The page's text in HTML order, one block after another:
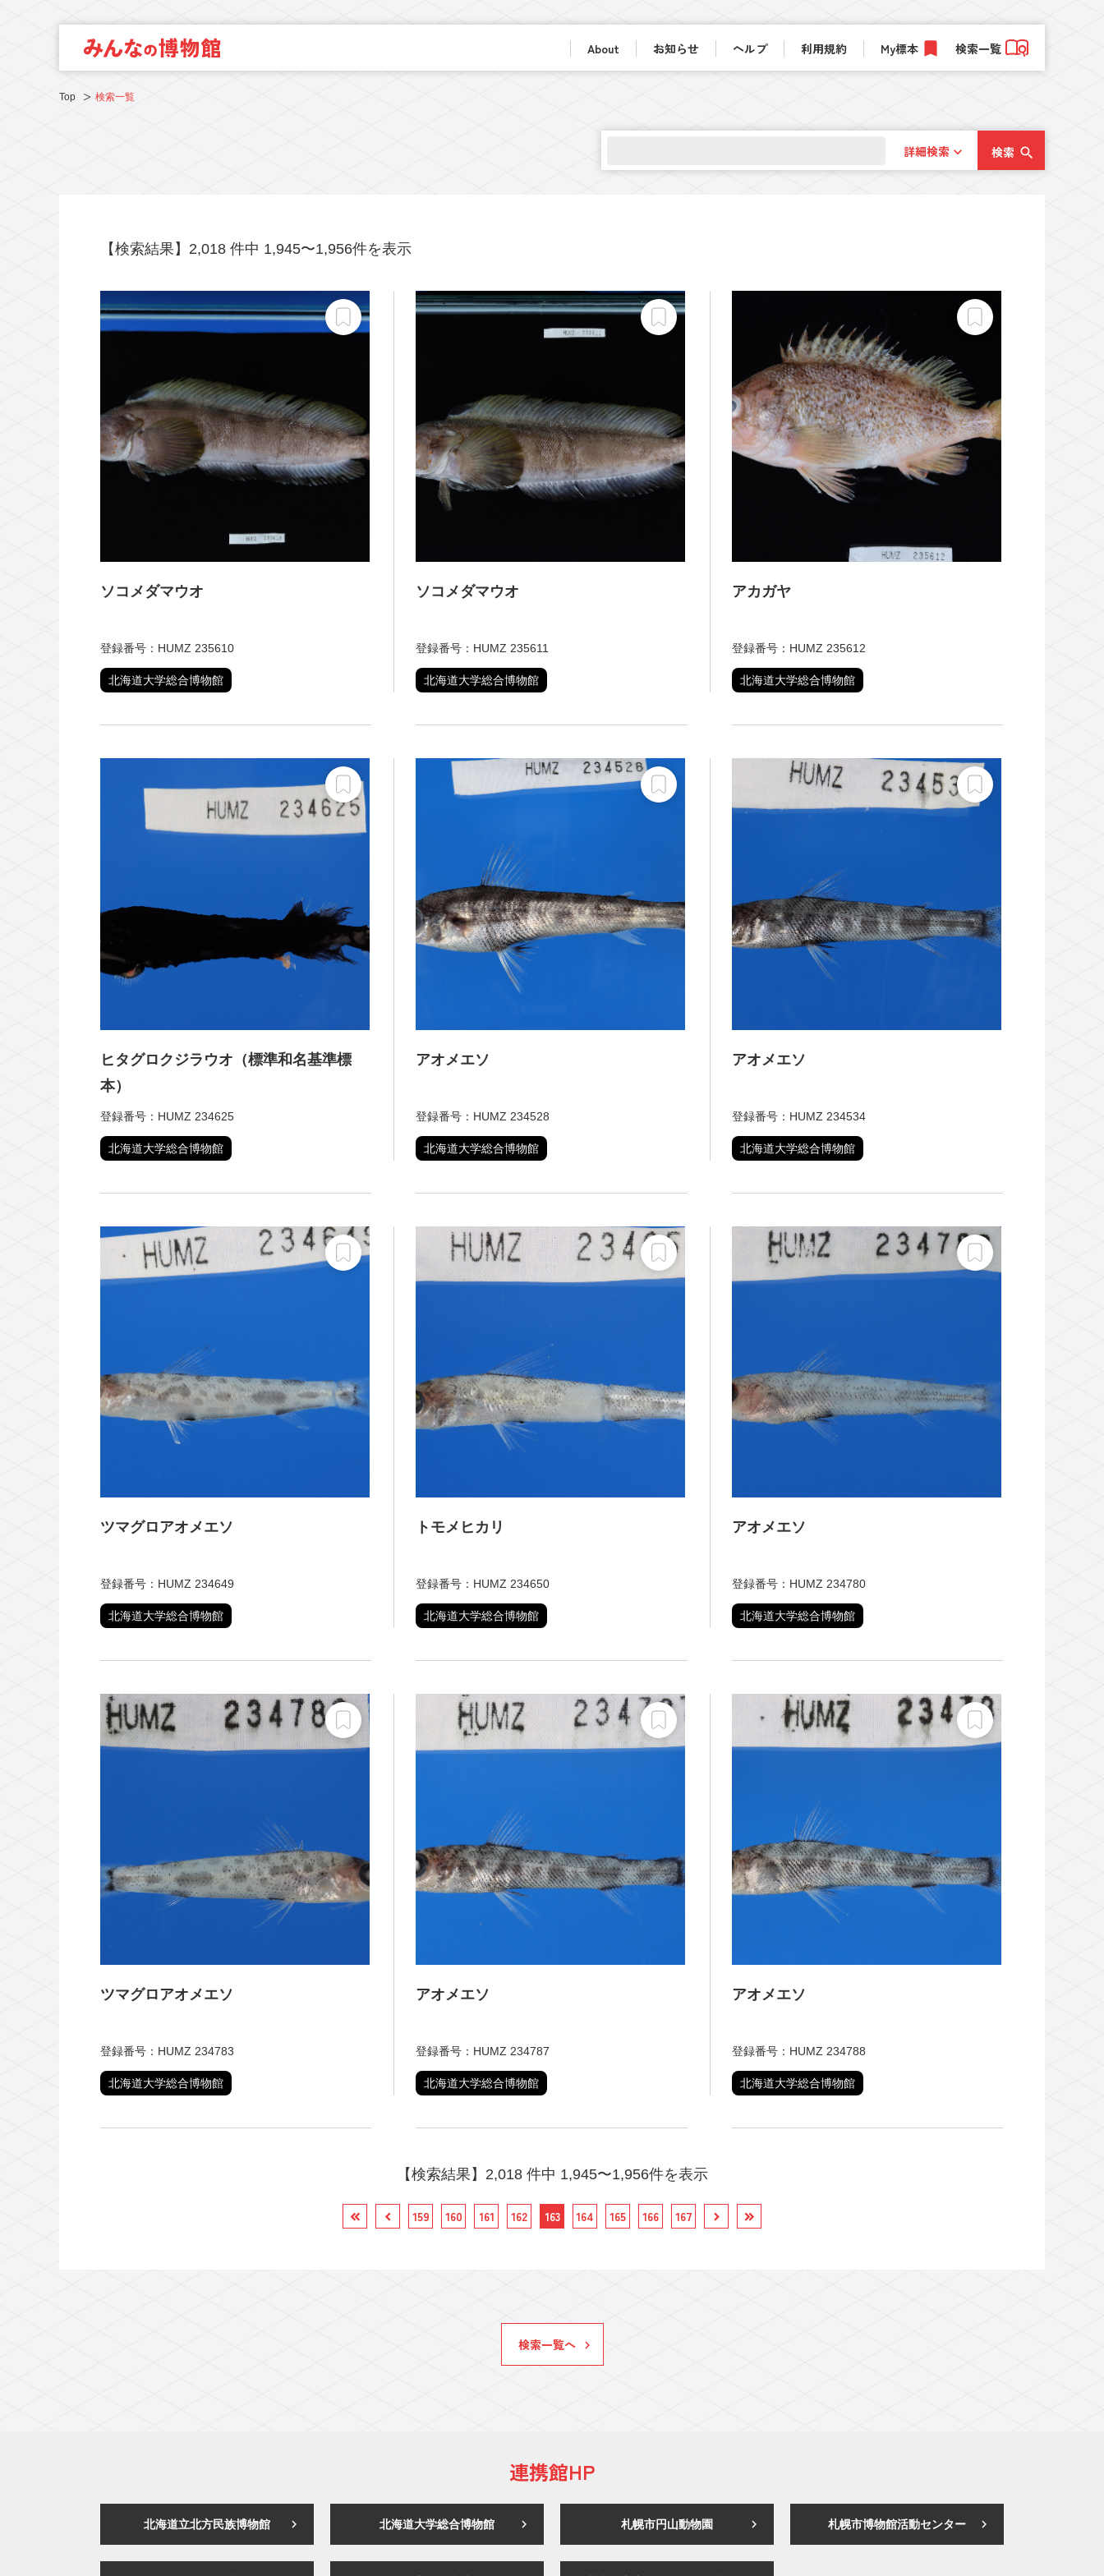
About お知らせ ヘルプ 利用規約 My標本 検索一覧
Top 検索一覧
詳細検索 検索
【検索結果】2,018 件中 1,945〜1,956件を表示
ソコメダマウオ
登録番号：HUMZ 235610
北海道大学総合博物館
ソコメダマウオ
登録番号：HUMZ 235611
北海道大学総合博物館
アカガヤ
登録番号：HUMZ 235612
北海道大学総合博物館
ヒタグロクジラウオ（標準和名基準標
本）
登録番号：HUMZ 234625
北海道大学総合博物館
アオメエソ
登録番号：HUMZ 234528
北海道大学総合博物館
アオメエソ
登録番号：HUMZ 234534
北海道大学総合博物館
ツマグロアオメエソ
登録番号：HUMZ 234649
北海道大学総合博物館
トモメヒカリ
登録番号：HUMZ 234650
北海道大学総合博物館
アオメエソ
登録番号：HUMZ 234780
北海道大学総合博物館
ツマグロアオメエソ
登録番号：HUMZ 234783
北海道大学総合博物館
アオメエソ
登録番号：HUMZ 234787
北海道大学総合博物館
アオメエソ
登録番号：HUMZ 234788
北海道大学総合博物館
【検索結果】2,018 件中 1,945〜1,956件を表示
159 160 161 162 163 164 165 166 167
検索一覧へ
連携館HP
北海道立北方民族博物館 北海道大学総合博物館 札幌市円山動物園 札幌市博物館活動センター